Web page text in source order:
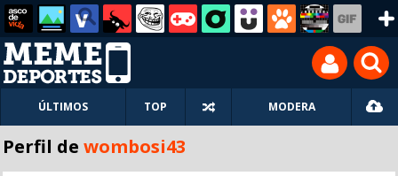
ÚLTIMOS TOP MODERA
Perfil de wombosi43